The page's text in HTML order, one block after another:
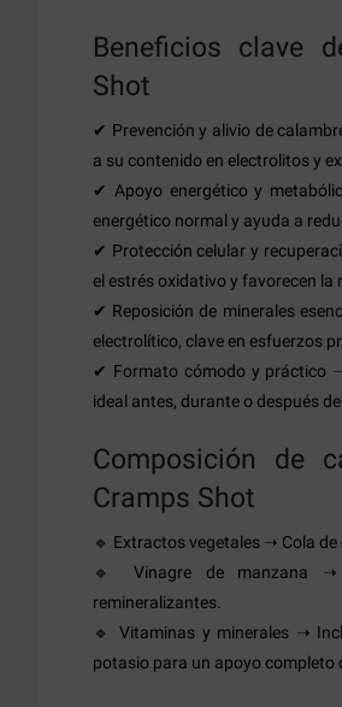
Beneficios clave
Shot
✔ Prevención y alivio de
a su contenido en electrolitos y
✔ Apoyo energético y
energético normal y ayuda a
✔ Protección celular y
el estrés oxidativo y favorecen la
✔ Reposición de minerales
electrolítico, clave en esfuerzos
✔ Formato cómodo y práctico
ideal antes, durante o después
Composición de
Cramps Shot
🔹 Extractos vegetales ➝ Cola de
🔹 Vinagre de manzana ➝
remineralizantes.
🔹 Vitaminas y minerales ➝
potasio para un apoyo completo